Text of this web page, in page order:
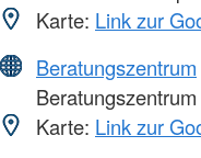
Karte: Link zur
Beratungszentrum
Karte: Link zur